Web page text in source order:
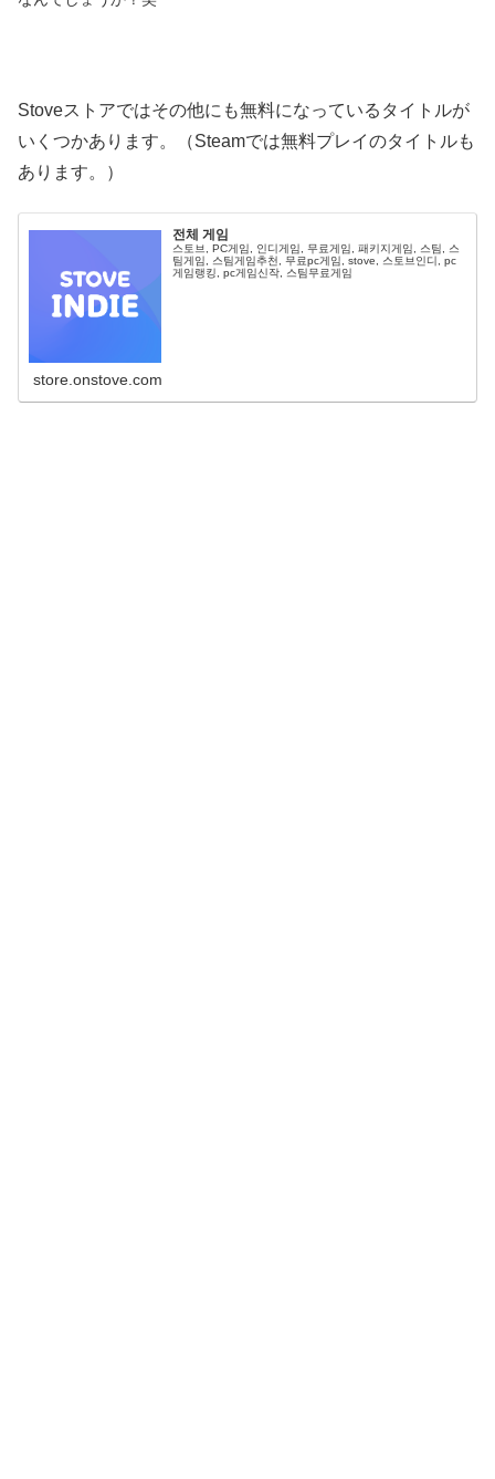
Stoveストアではその他にも無料になっているタイトルが
いくつかあります。（Steamでは無料プレイのタイトルも
あります。）
전체 게임
스토브, PC게임, 인디게임, 무료게임, 패키지게임, 스팀, 스
팀게임, 스팀게임추천, 무료pc게임, stove, 스토브인디, pc
게임랭킹, pc게임신작, 스팀무료게임
store.onstove.com